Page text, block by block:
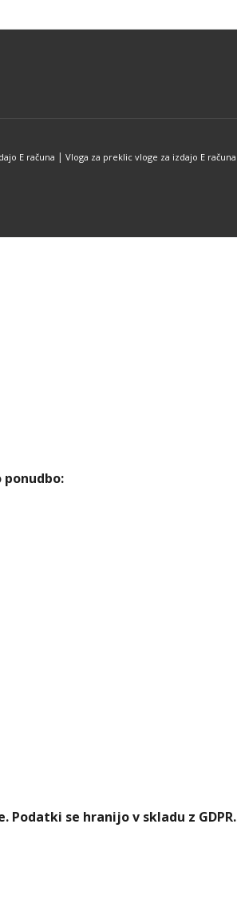
E računa | Vloga za preklic vloge za izdajo E računa
se hranijo v skladu z GDPR.